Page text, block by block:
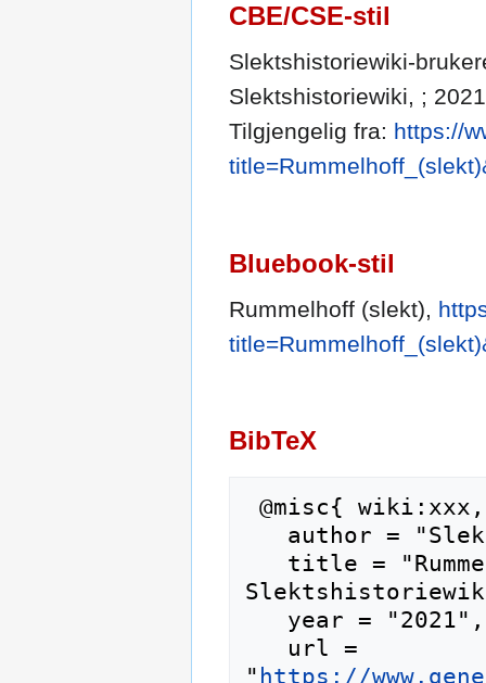
CBE/CSE-stil
Slektshistoriewiki-
Slektshistoriewiki, ;
Tilgjengelig fra: https://
Bluebook-stil
Rummelhoff (slekt),
BibTeX
" https://